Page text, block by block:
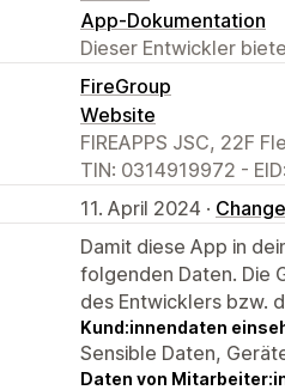
App-Dokumentation
Dieser Entwickler
FireGroup
Website
FIREAPPS JSC, 22F
TIN: 0314919972 -
11. April 2024 ·
Damit diese App in
folgenden Daten. Die
des Entwicklers bzw.
Kund:innendaten
Sensible Daten,
Daten von